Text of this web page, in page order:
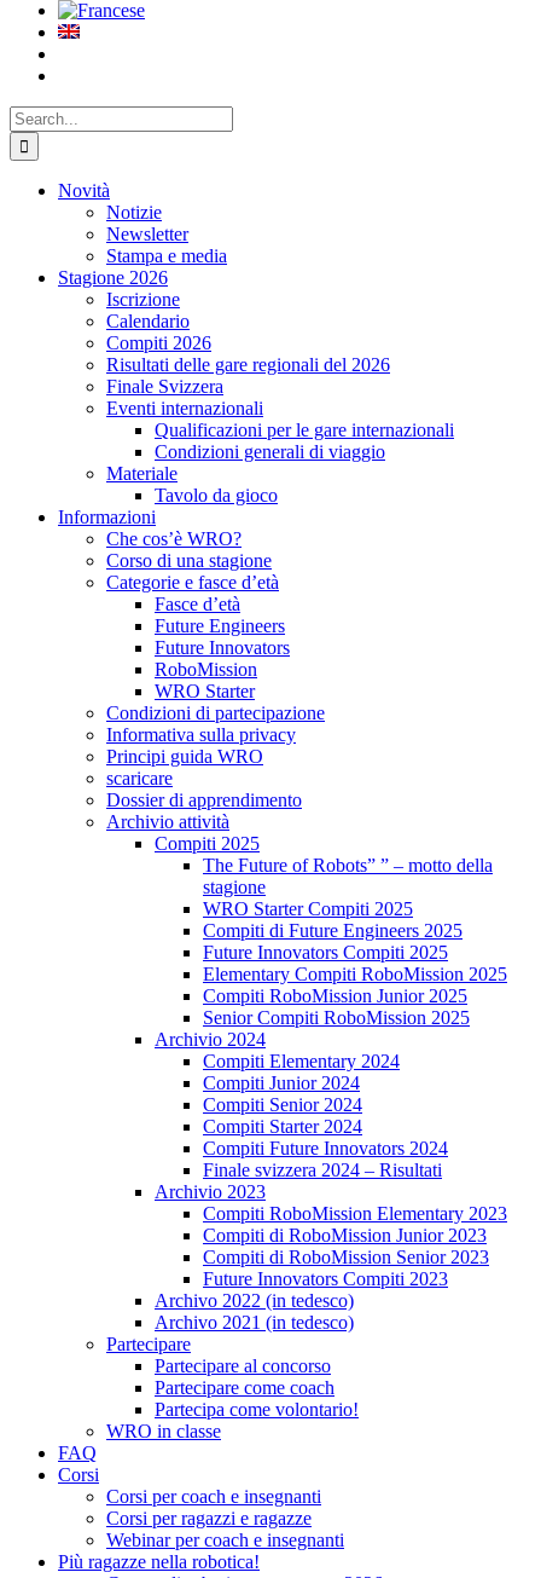
Search
for:
Novità
Notizie
Newsletter
Stampa e media
Stagione 2026
Iscrizione
Calendario
Compiti 2026
Risultati delle gare regionali del 2026
Finale Svizzera
Eventi internazionali
Qualificazioni per le gare internazionali
Condizioni generali di viaggio
Materiale
Tavolo da gioco
Informazioni
Che cos’è WRO?
Corso di una stagione
Categorie e fasce d’età
Fasce d’età
Future Engineers
Future Innovators
RoboMission
WRO Starter
Condizioni di partecipazione
Informativa sulla privacy
Principi guida WRO
scaricare
Dossier di apprendimento
Archivio attività
Compiti 2025
The Future of Robots” ” – motto della
stagione
WRO Starter Compiti 2025
Compiti di Future Engineers 2025
Future Innovators Compiti 2025
Elementary Compiti RoboMission 2025
Compiti RoboMission Junior 2025
Senior Compiti RoboMission 2025
Archivio 2024
Compiti Elementary 2024
Compiti Junior 2024
Compiti Senior 2024
Compiti Starter 2024
Compiti Future Innovators 2024
Finale svizzera 2024 – Risultati
Archivio 2023
Compiti RoboMission Elementary 2023
Compiti di RoboMission Junior 2023
Compiti di RoboMission Senior 2023
Future Innovators Compiti 2023
Archivo 2022 (in tedesco)
Archivo 2021 (in tedesco)
Partecipare
Partecipare al concorso
Partecipare come coach
Partecipa come volontario!
WRO in classe
FAQ
Corsi
Corsi per coach e insegnanti
Corsi per ragazzi e ragazze
Webinar per coach e insegnanti
Più ragazze nella robotica!